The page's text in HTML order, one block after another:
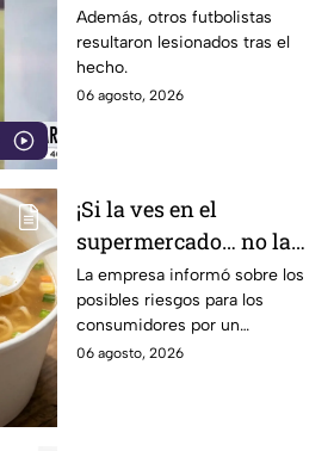
tras ser alcanzado por
un rayo en pleno
partido
Además, otros futbolistas
resultaron lesionados tras el
hecho.
06 agosto, 2026
¡Si la ves en el
supermercado… no la
compres! Retiran
reconocida sopa
instantánea por riesgo
en uno de sus
La empresa informó sobre los
posibles riesgos para los
consumidores por un
ingrediente extra en el
06 agosto, 2026